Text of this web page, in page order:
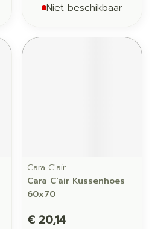
Niet beschikbaar
Cara C'air
Cara C'air Kussenhoes
60x70
€ 20,14